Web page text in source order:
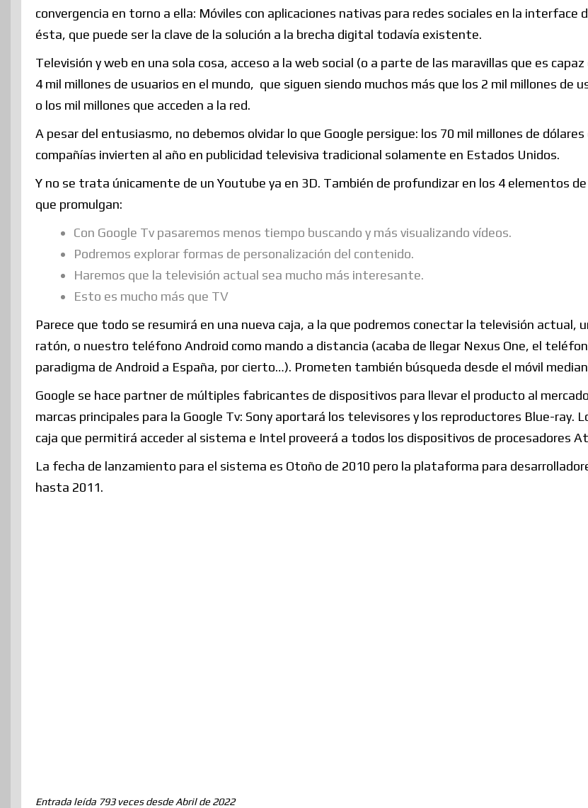
convergencia en torno a ella: Móviles con aplicaciones nativas para redes sociales en la interface
ésta, que puede ser la clave de la solución a la brecha digital todavía existente.
Televisión y web en una sola cosa, acceso a la web social (o a parte de las maravillas que es
4 mil millones de usuarios en el mundo, que siguen siendo muchos más que los 2 mil millones de
o los mil millones que acceden a la red.
A pesar del entusiasmo, no debemos olvidar lo que Google persigue: los 70 mil millones de dólares
compañías invierten al año en publicidad televisiva tradicional solamente en Estados Unidos.
Y no se trata únicamente de un Youtube ya en 3D. También de profundizar en los 4 elementos
que promulgan:
Con Google Tv pasaremos menos tiempo buscando y más visualizando vídeos.
Podremos explorar formas de personalización del contenido.
Haremos que la televisión actual sea mucho más interesante.
Esto es mucho más que TV
Parece que todo se resumirá en una nueva caja, a la que podremos conectar la televisión actual,
ratón, o nuestro teléfono Android como mando a distancia (acaba de llegar Nexus One, el
paradigma de Android a España, por cierto…). Prometen también búsqueda desde el móvil
Google se hace partner de múltiples fabricantes de dispositivos para llevar el producto al
marcas principales para la Google Tv: Sony aportará los televisores y los reproductores Blue-ray.
caja que permitirá acceder al sistema e Intel proveerá a todos los dispositivos de procesadores
La fecha de lanzamiento para el sistema es Otoño de 2010 pero la plataforma para
hasta 2011.
Entrada leída 793 veces desde Abril de 2022